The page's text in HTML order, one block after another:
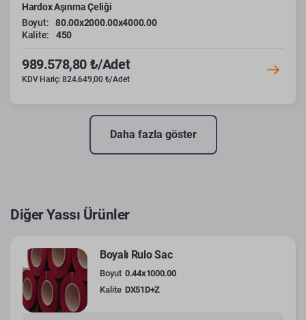
Hardox Aşınma Çeliği
Boyut:
80.00x2000.00x4000.00
Kalite:
450
989.578,80 ₺/Adet
KDV Hariç: 824.649,00 ₺/Adet
Daha fazla göster
Diğer Yassı Ürünler
Boyalı Rulo Sac
Boyut 0.44x1000.00
Kalite DX51D+Z